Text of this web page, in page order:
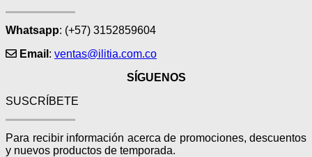
Whatsapp: (+57) 3152859604
Email : ventas@ilitia.com.co
SÍGUENOS
SUSCRÍBETE
Para recibir información acerca de promociones, descuentos
y nuevos productos de temporada.